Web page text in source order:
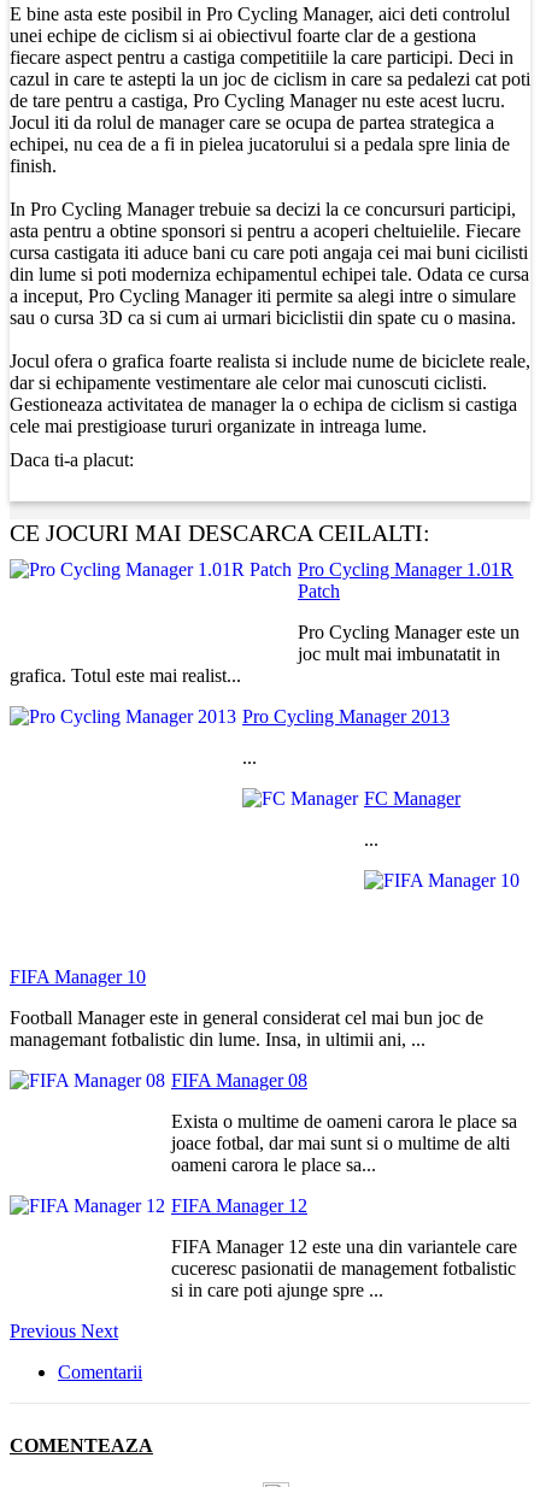
E bine asta este posibil in Pro Cycling Manager, aici deti controlul
unei echipe de ciclism si ai obiectivul foarte clar de a gestiona
fiecare aspect pentru a castiga competitiile la care participi. Deci in
cazul in care te astepti la un joc de ciclism in care sa pedalezi cat poti
de tare pentru a castiga, Pro Cycling Manager nu este acest lucru.
Jocul iti da rolul de manager care se ocupa de partea strategica a
echipei, nu cea de a fi in pielea jucatorului si a pedala spre linia de
finish.
In Pro Cycling Manager trebuie sa decizi la ce concursuri participi,
asta pentru a obtine sponsori si pentru a acoperi cheltuielile. Fiecare
cursa castigata iti aduce bani cu care poti angaja cei mai buni cicilisti
din lume si poti moderniza echipamentul echipei tale. Odata ce cursa
a inceput, Pro Cycling Manager iti permite sa alegi intre o simulare
sau o cursa 3D ca si cum ai urmari biciclistii din spate cu o masina.
Jocul ofera o grafica foarte realista si include nume de biciclete reale,
dar si echipamente vestimentare ale celor mai cunoscuti ciclisti.
Gestioneaza activitatea de manager la o echipa de ciclism si castiga
cele mai prestigioase tururi organizate in intreaga lume.
Daca ti-a placut:
CE JOCURI MAI DESCARCA CEILALTI:
Pro Cycling Manager 1.01R
Patch
Pro Cycling Manager este un
joc mult mai imbunatatit in
grafica. Totul este mai realist...
Pro Cycling Manager 2013
...
FC Manager
...
FIFA Manager 10
Football Manager este in general considerat cel mai bun joc de
managemant fotbalistic din lume. Insa, in ultimii ani, ...
FIFA Manager 08
Exista o multime de oameni carora le place sa
joace fotbal, dar mai sunt si o multime de alti
oameni carora le place sa...
FIFA Manager 12
FIFA Manager 12 este una din variantele care
cuceresc pasionatii de management fotbalistic
si in care poti ajunge spre ...
Previous Next
Comentarii
COMENTEAZA